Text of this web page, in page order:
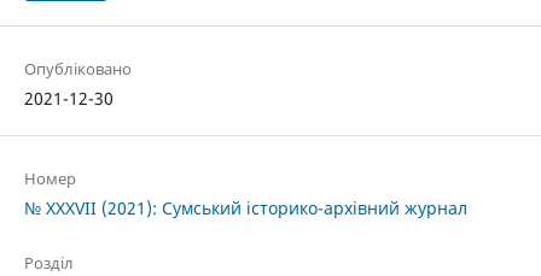
Опубліковано
2021-12-30
Номер
№ XXXVII (2021): Сумський історико-архівний журнал
Розділ